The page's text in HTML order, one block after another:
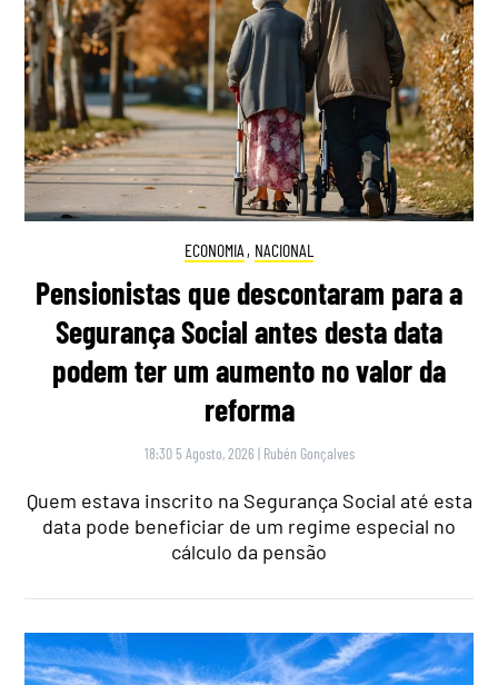
ECONOMIA , NACIONAL
Pensionistas que descontaram para a
Segurança Social antes desta data
podem ter um aumento no valor da
reforma
18:30 5 Agosto, 2026 | Rubén Gonçalves
Quem estava inscrito na Segurança Social até esta
data pode beneficiar de um regime especial no
cálculo da pensão